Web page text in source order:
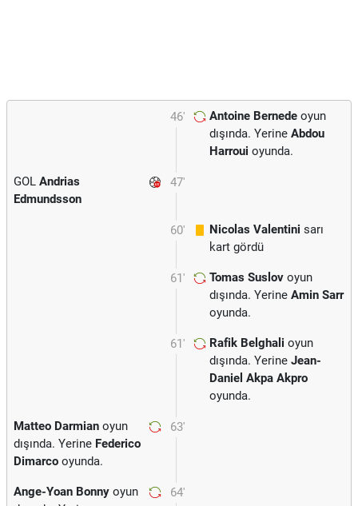
46' Antoine Bernede oyun
dışında. Yerine Abdou
Harroui oyunda.
47'
GOL Andrias
Edmundsson
60' Nicolas Valentini sarı
kart gördü
61' Tomas Suslov oyun
dışında. Yerine Amin Sarr
oyunda.
61' Rafik Belghali oyun
dışında. Yerine Jean-
Daniel Akpa Akpro
oyunda.
63'
Matteo Darmian oyun
dışında. Yerine Federico
Dimarco oyunda.
64'
Ange-Yoan Bonny oyun